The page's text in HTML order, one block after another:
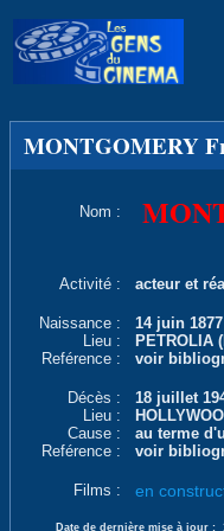
MONTGOMERY
Nom :
Activité : acteur et
Naissance :
14 juin 1877
Lieu :
PETROLIA
Reférence :
voir
Décès :
18 juillet
Lieu :
Cause :
au terme
Reférence :
voir
Films : en
Date de dernière mise à jour :